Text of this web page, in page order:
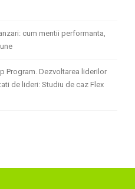
cum mentii performanta,
Program. Dezvoltarea liderilor
de lideri: Studiu de caz Flex